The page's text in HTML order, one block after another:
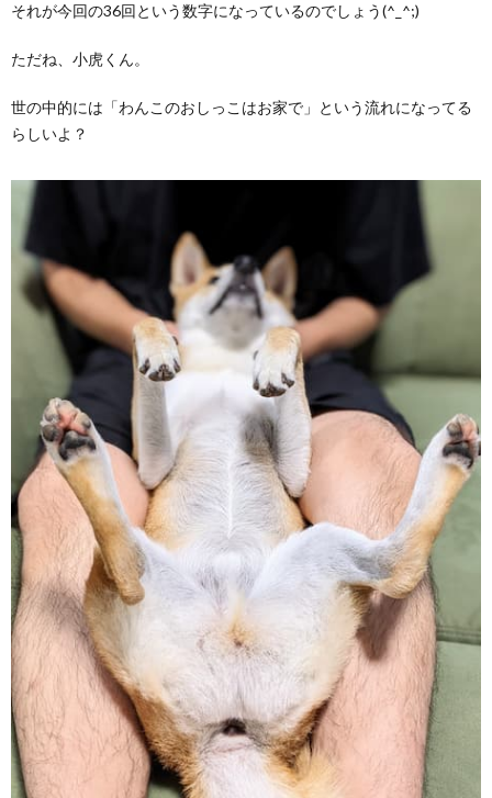
それが今回の36回という数字になっているのでしょう(^_^;)
ただね、小虎くん。
世の中的には「わんこのおしっこはお家で」という流れになってる
らしいよ？